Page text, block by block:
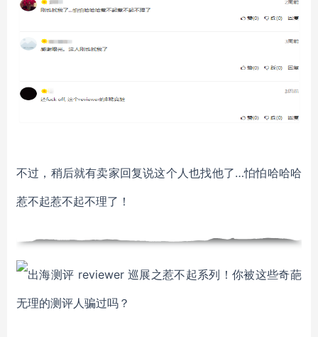
不过，稍后就有卖家回复说这个人也找他了…怕怕哈哈哈
惹不起惹不起不理了！